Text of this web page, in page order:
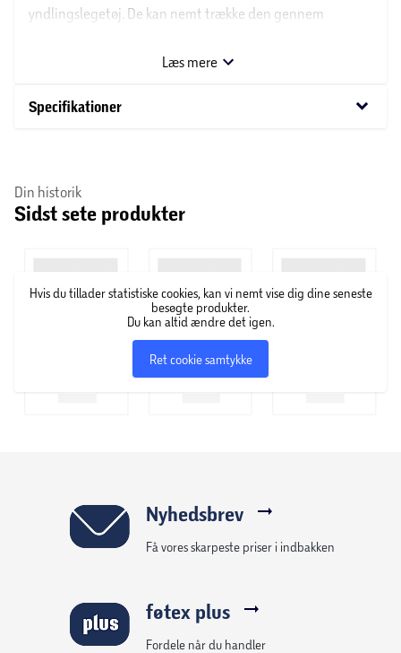
yndlingslegetøj. De kan nemt trække den gennem
Læs mere
Specifikationer keyboard_arrow_down
Din historik
Sidst sete produkter
Hvis du tillader statistiske cookies, kan vi nemt vise dig dine seneste
besøgte produkter.
Du kan altid ændre det igen.
Ret cookie samtykke
Nyhedsbrev
Få vores skarpeste priser i indbakken
føtex plus
Fordele når du handler